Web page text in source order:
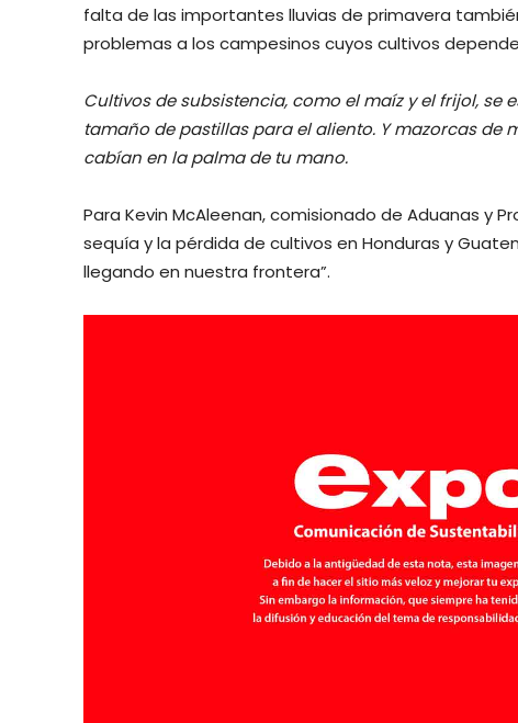
falta de las importantes lluvias de primavera
problemas a los campesinos cuyos cultivos
Cultivos de subsistencia, como el maíz y el frijol, se
tamaño de pastillas para el aliento. Y mazorcas
cabían en la palma de tu mano.
Para Kevin McAleenan, comisionado de Aduanas y
sequía y la pérdida de cultivos en Honduras y
llegando en nuestra frontera”.